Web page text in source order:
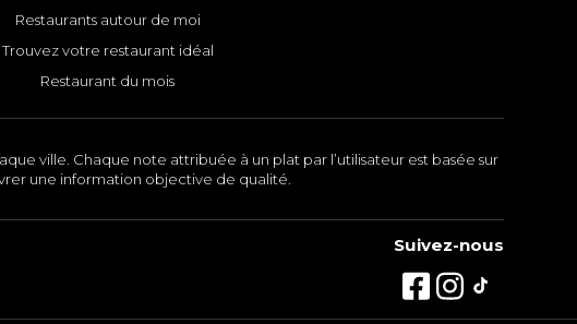
Restaurants autour de moi
Trouvez votre restaurant idéal
Restaurant du mois
ville. Chaque note attribuée à un plat par l’utilisateur est basée sur
une information objective de qualité.
Suivez-nous